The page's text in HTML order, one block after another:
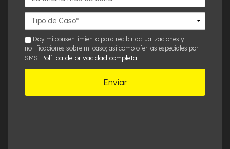
oficina
más
cercana*
Detalles
del
Caso*
smsDoy mi consentimiento para recibir actualizaciones y
notificaciones sobre mi caso; así como ofertas especiales por
SMS. Política de privacidad completa.